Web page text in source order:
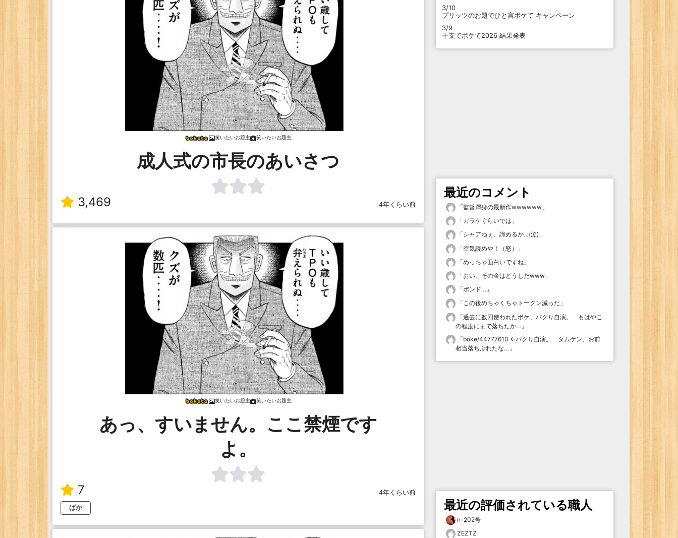
笑いたいお題主 笑いたいお題主
成人式の市長のあいさつ
3,469 4年くらい前
笑いたいお題主 笑いたいお題主
あっ、すいません。ここ禁煙です
よ。
7
4年くらい前
ばか
3/10
プリッツのお題でひと言ボケて キャンペーン
3/9
干支でボケて2026 結果発表
最近のコメント
「監督渾身の最新作wwwwww 」
「ガラケぐらいでは 」
「シャアねぇ、諦めるか…(泣) 」
「空気読めや！（怒）
」
「めっちゃ面白いですね 」
「おい、その金はどうしたwww 」
「ポンド… 」
「この後めちゃくちゃトークン減った 」
「過去に数回使われたボケ、パクり自演。 もはやこ
の程度にまで落ちたか… 」
「boke/44777610 ←パクり自演。 タムケン、お前
相当落ちぶれたな… 」
最近の評価されている職人
n-202号
ZEZTZ